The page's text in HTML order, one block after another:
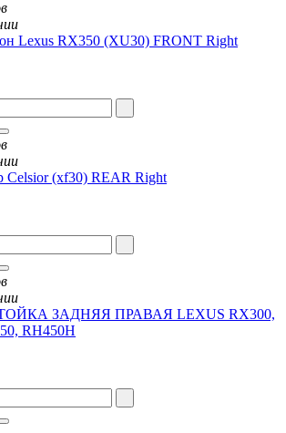
Lexus RX350 (XU30) FRONT Right
Celsior (xf30) REAR Right
ЗАДНЯЯ ПРАВАЯ LEXUS RX300,
RH450H